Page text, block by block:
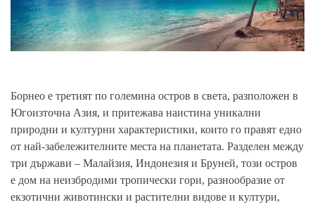
Борнео е третият по големина остров в света, разположен в
Югоизточна Азия, и притежава наистина уникални
природни и културни характеристики, които го правят едно
от най-забележителните места на планетата. Разделен между
три държави – Малайзия, Индонезия и Бруней, този остров
е дом на неизбродими тропически гори, разнообразие от
екзотични животински и растителни видове и култури,